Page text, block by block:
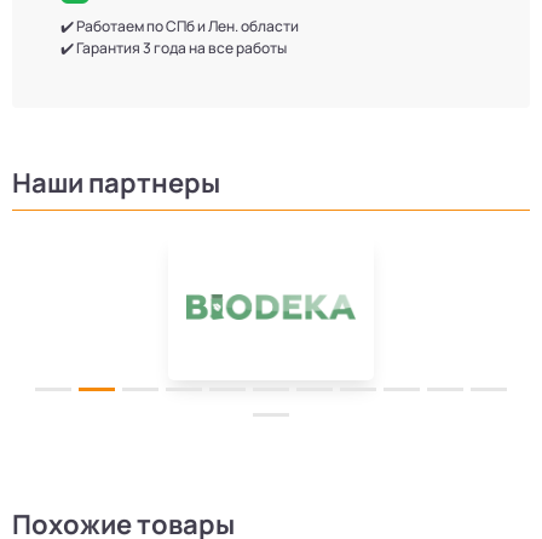
✔️ Работаем по СПб и Лен. области
✔️ Гарантия 3 года на все работы
Наши партнеры
Похожие товары